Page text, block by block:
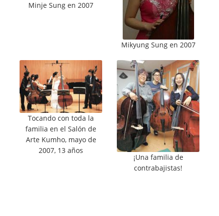
Minje Sung en 2007
Mikyung Sung en 2007
Tocando con toda la
familia en el Salón de
Arte Kumho, mayo de
2007, 13 años
¡Una familia de
contrabajistas!